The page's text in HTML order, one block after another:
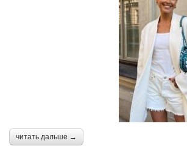
читать дальше →